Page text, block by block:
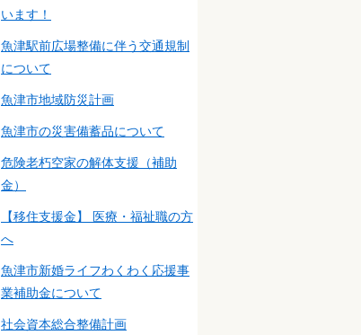
います！
魚津駅前広場整備に伴う交通規制
について
魚津市地域防災計画
魚津市の災害備蓄品について
危険老朽空家の解体支援（補助
金）
【移住支援金】 医療・福祉職の方
へ
魚津市新婚ライフわくわく応援事
業補助金について
社会資本総合整備計画